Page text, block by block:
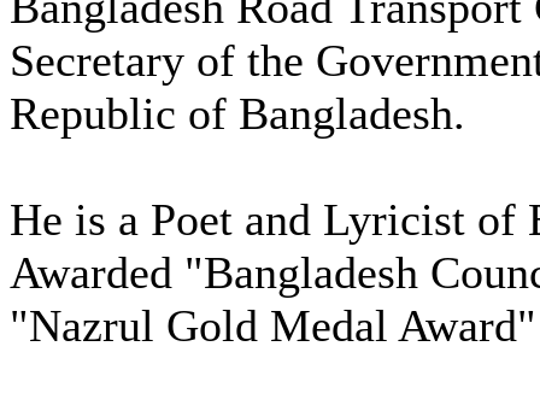
Secretary of the
Republic of Bangladesh.
He is a Poet and Lyricist of
Awarded "Bangladesh
"Nazrul Gold Medal